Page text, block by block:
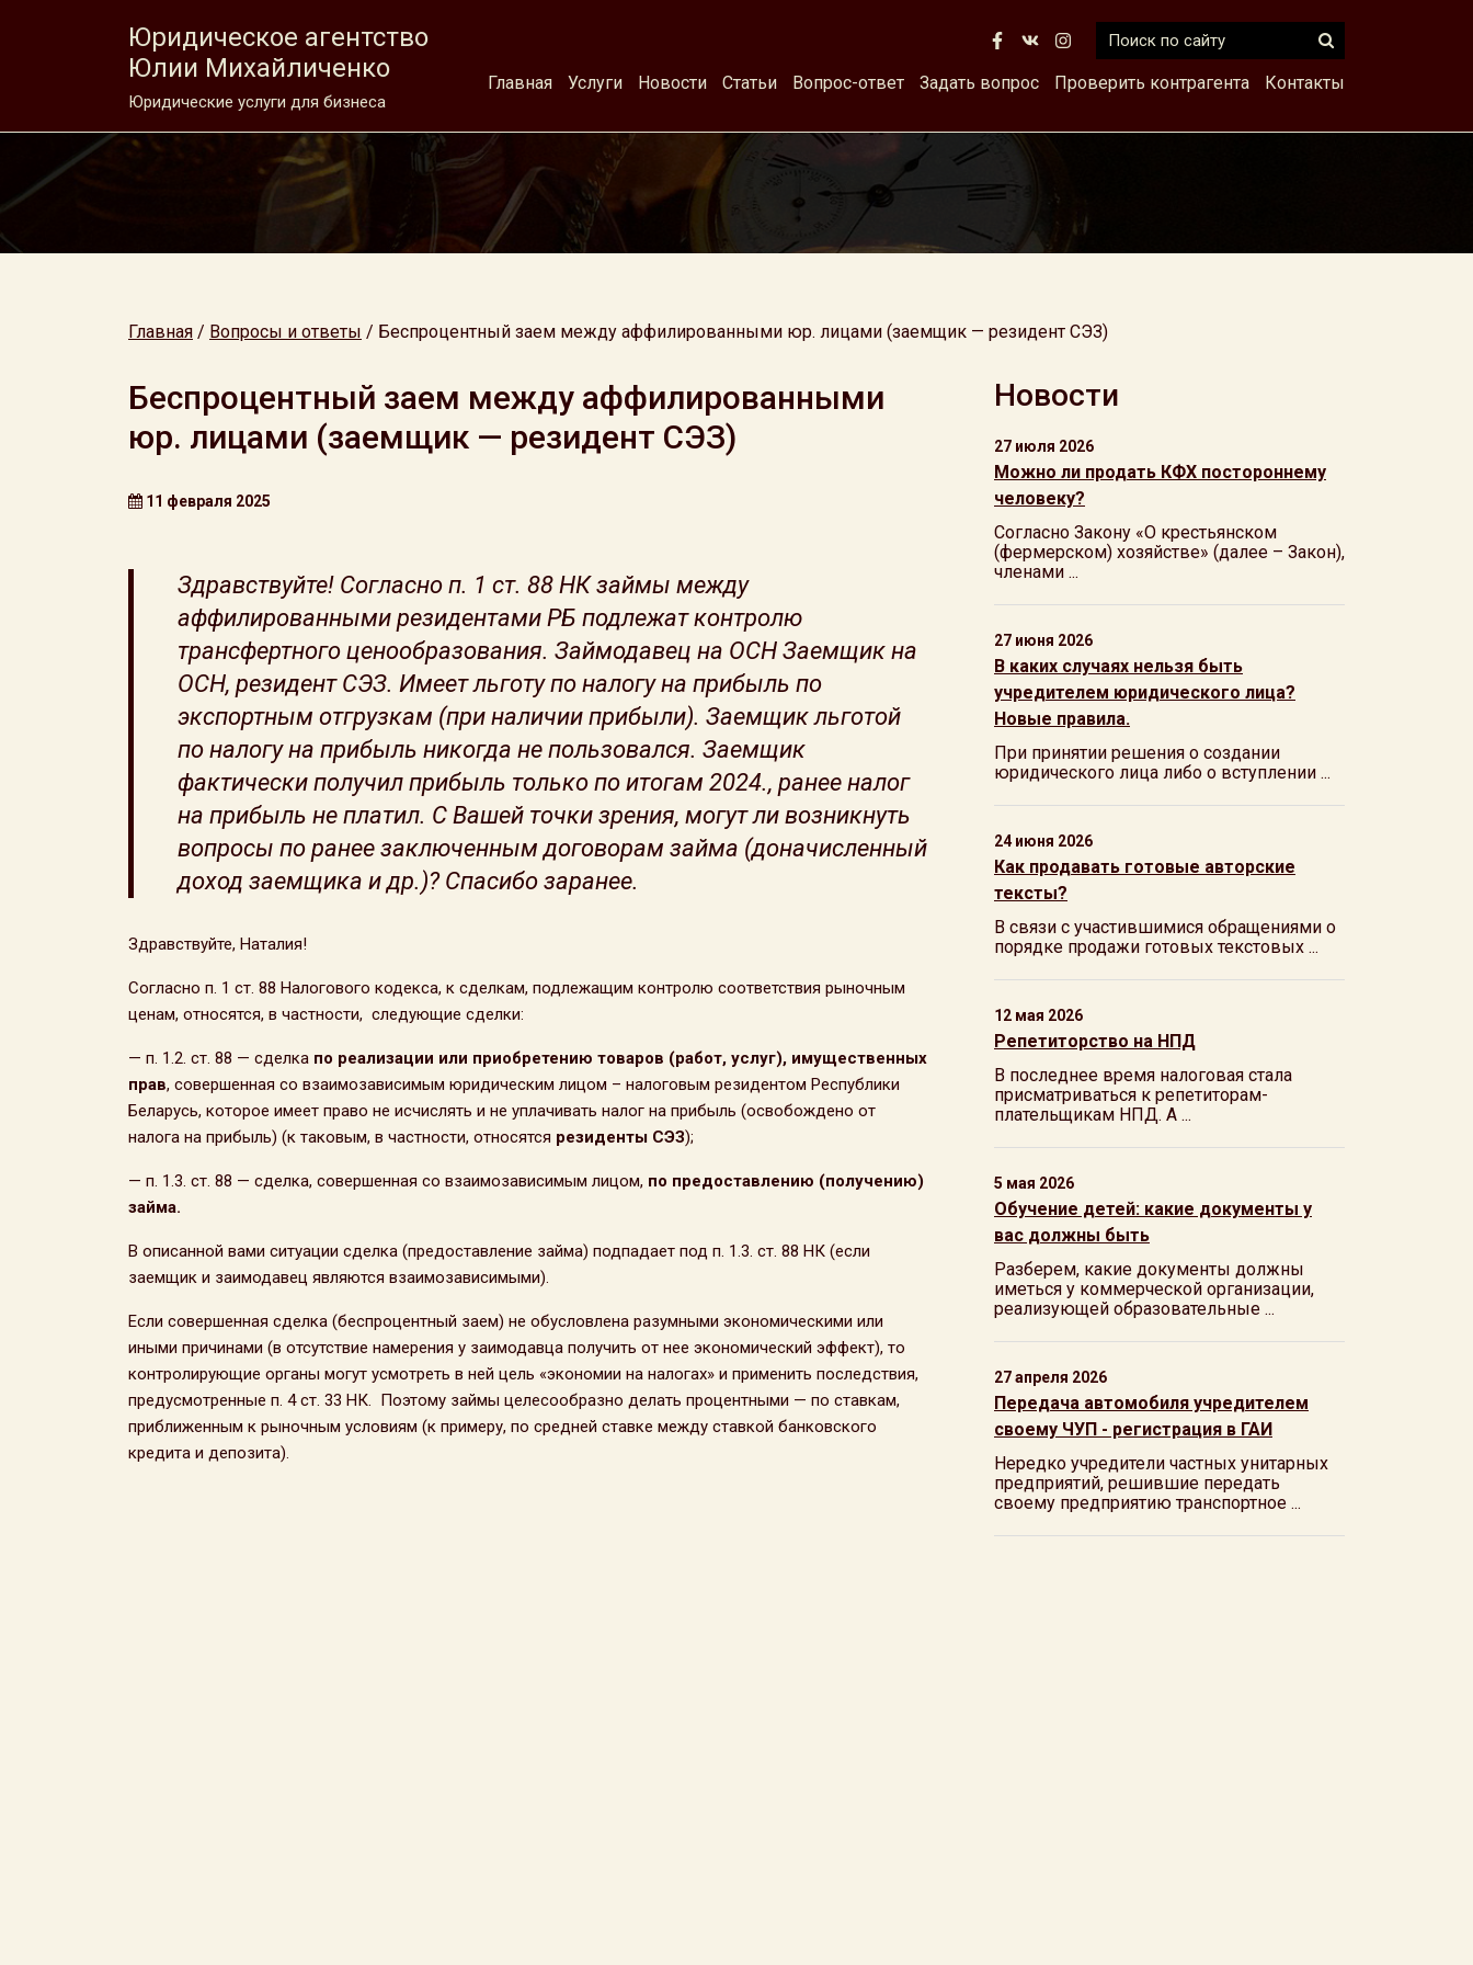
Юридическое агентство
Юлии Михайличенко
Юридические услуги для бизнеса
Главная Услуги Новости Статьи Вопрос-ответ Задать вопрос Проверить контрагента Контакты
Главная / Вопросы и ответы / Беспроцентный заем между аффилированными юр. лицами (заемщик — резидент СЭЗ)
Беспроцентный заем между аффилированными
юр. лицами (заемщик — резидент СЭЗ)
11 февраля 2025
Здравствуйте! Согласно п. 1 ст. 88 НК займы между
аффилированными резидентами РБ подлежат контролю
трансфертного ценообразования. Займодавец на ОСН Заемщик на
ОСН, резидент СЭЗ. Имеет льготу по налогу на прибыль по
экспортным отгрузкам (при наличии прибыли). Заемщик льготой
по налогу на прибыль никогда не пользовался. Заемщик
фактически получил прибыль только по итогам 2024., ранее налог
на прибыль не платил. С Вашей точки зрения, могут ли возникнуть
вопросы по ранее заключенным договорам займа (доначисленный
доход заемщика и др.)? Спасибо заранее.
Здравствуйте, Наталия!
Согласно п. 1 ст. 88 Налогового кодекса, к сделкам, подлежащим контролю соответствия рыночным
ценам, относятся, в частности, следующие сделки:
— п. 1.2. ст. 88 — сделка по реализации или приобретению товаров (работ, услуг), имущественных
прав, совершенная со взаимозависимым юридическим лицом – налоговым резидентом Республики
Беларусь, которое имеет право не исчислять и не уплачивать налог на прибыль (освобождено от
налога на прибыль) (к таковым, в частности, относятся резиденты СЭЗ);
— п. 1.3. ст. 88 — сделка, совершенная со взаимозависимым лицом, по предоставлению (получению)
займа.
В описанной вами ситуации сделка (предоставление займа) подпадает под п. 1.3. ст. 88 НК (если
заемщик и заимодавец являются взаимозависимыми).
Если совершенная сделка (беспроцентный заем) не обусловлена разумными экономическими или
иными причинами (в отсутствие намерения у заимодавца получить от нее экономический эффект), то
контролирующие органы могут усмотреть в ней цель «экономии на налогах» и применить последствия,
предусмотренные п. 4 ст. 33 НК. Поэтому займы целесообразно делать процентными — по ставкам,
приближенным к рыночным условиям (к примеру, по средней ставке между ставкой банковского
кредита и депозита).
Новости
27 июля 2026
Можно ли продать КФХ постороннему
человеку?
Согласно Закону «О крестьянском
(фермерском) хозяйстве» (далее – Закон),
членами ...
27 июня 2026
В каких случаях нельзя быть
учредителем юридического лица?
Новые правила.
При принятии решения о создании
юридического лица либо о вступлении ...
24 июня 2026
Как продавать готовые авторские
тексты?
В связи с участившимися обращениями о
порядке продажи готовых текстовых ...
12 мая 2026
Репетиторство на НПД
В последнее время налоговая стала
присматриваться к репетиторам-
плательщикам НПД. А ...
5 мая 2026
Обучение детей: какие документы у
вас должны быть
Разберем, какие документы должны
иметься у коммерческой организации,
реализующей образовательные ...
27 апреля 2026
Передача автомобиля учредителем
своему ЧУП - регистрация в ГАИ
Нередко учредители частных унитарных
предприятий, решившие передать
своему предприятию транспортное ...